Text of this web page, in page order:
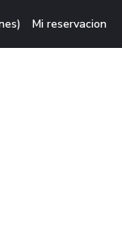
Mi reservacion